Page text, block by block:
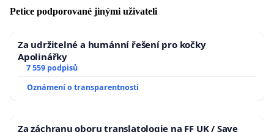
Petice podporované jinými uživateli
Za udržitelné a humánní řešení pro kočky
Apolinářky
7 559 podpisů
Oznámení o transparentnosti
Za záchranu oboru translatologie na FF UK / Save